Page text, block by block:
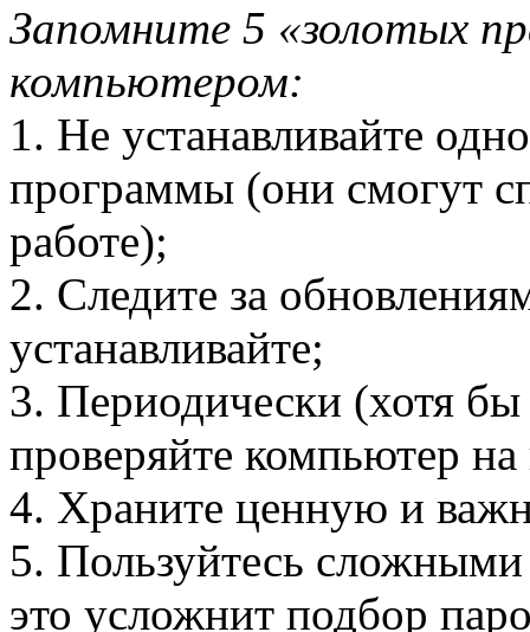
Запомните 5 «золотых
компьютером:
1. Не устанавливайте
программы (они смогут
работе);
2. Следите за
устанавливайте;
3. Периодически (хотя
проверяйте компьютер
4. Храните ценную и
5. Пользуйтесь
это усложнит подбор